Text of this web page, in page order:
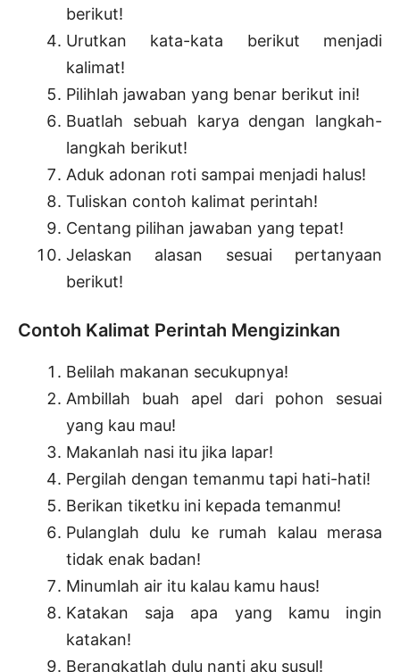
berikut!
Urutkan kata-kata berikut menjadi
kalimat!
Pilihlah jawaban yang benar berikut ini!
Buatlah sebuah karya dengan langkah-
langkah berikut!
Aduk adonan roti sampai menjadi halus!
Tuliskan contoh kalimat perintah!
Centang pilihan jawaban yang tepat!
Jelaskan alasan sesuai pertanyaan
berikut!
Contoh Kalimat Perintah Mengizinkan
Belilah makanan secukupnya!
Ambillah buah apel dari pohon sesuai
yang kau mau!
Makanlah nasi itu jika lapar!
Pergilah dengan temanmu tapi hati-hati!
Berikan tiketku ini kepada temanmu!
Pulanglah dulu ke rumah kalau merasa
tidak enak badan!
Minumlah air itu kalau kamu haus!
Katakan saja apa yang kamu ingin
katakan!
Berangkatlah dulu nanti aku susul!